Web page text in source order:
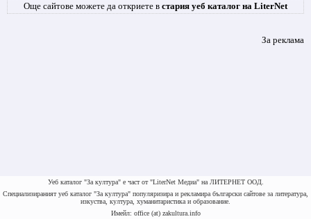
Още сайтове можете да откриете в стария уеб каталог на LiterNet
За реклама
Уеб каталог "За култура" е част от "LiterNet Медиа" на ЛИТЕРНЕТ ООД.
Специализираният уеб каталог "За култура" популяризира и рекламира български сайтове за литература,
изкуства, култура, хуманитаристика и образование.
Имейл: office (at) zakultura.info